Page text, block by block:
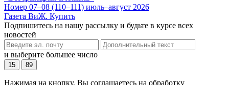
Номер 07–08 (110–111) июль–август 2026
Газета ВиЖ. Купить
Подпишитесь на нашу рассылку и будьте в курсе всех
новостей
и выберите большее число
15 89
Нажимая на кнопку, Вы соглашаетесь на обработку